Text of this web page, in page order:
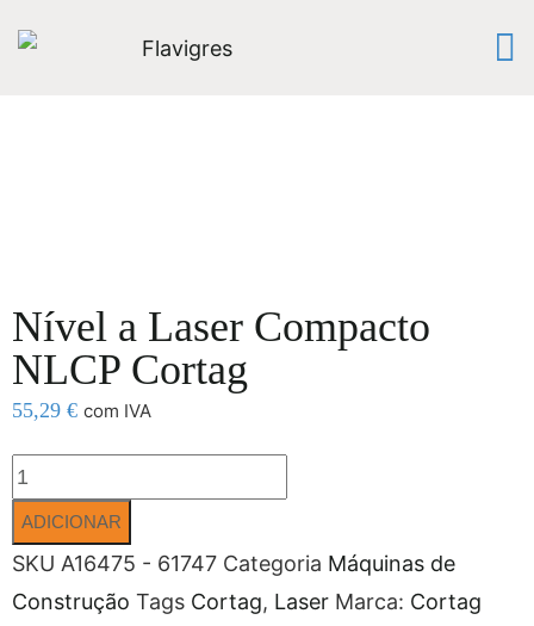
Nível a Laser Compacto
NLCP Cortag
55,29 € com IVA
ADICIONAR
SKU A16475 - 61747 Categoria Máquinas de
Construção Tags Cortag, Laser Marca: Cortag